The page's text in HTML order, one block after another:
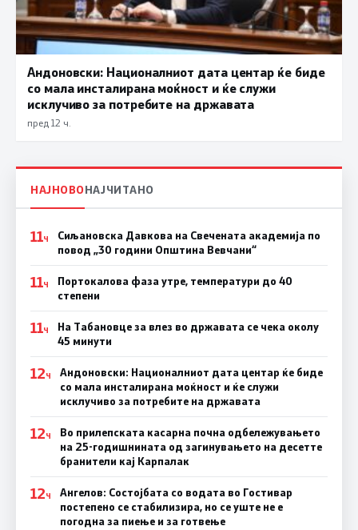
Андоновски: Националниот дата центар ќе биде
со мала инсталирана моќност и ќе служи
исклучиво за потребите на државата
пред 12 ч.
НАЈНОВОНАЈЧИТАНО
11Ч
Сиљановска Давкова на Свечената академија по
повод „30 години Општина Вевчани“
11Ч
Портокалова фаза утре, температури до 40
степени
11Ч
На Табановце за влез во државата се чека околу
45 минути
12Ч
Андоновски: Националниот дата центар ќе биде
со мала инсталирана моќност и ќе служи
исклучиво за потребите на државата
12Ч
Во прилепската касарна почна одбележувањето
на 25-годишнината од загинувањето на десетте
бранители кај Карпалак
12Ч
Ангелов: Состојбата со водата во Гостивар
постепено се стабилизира, но се уште не е
погодна за пиење и за готвење